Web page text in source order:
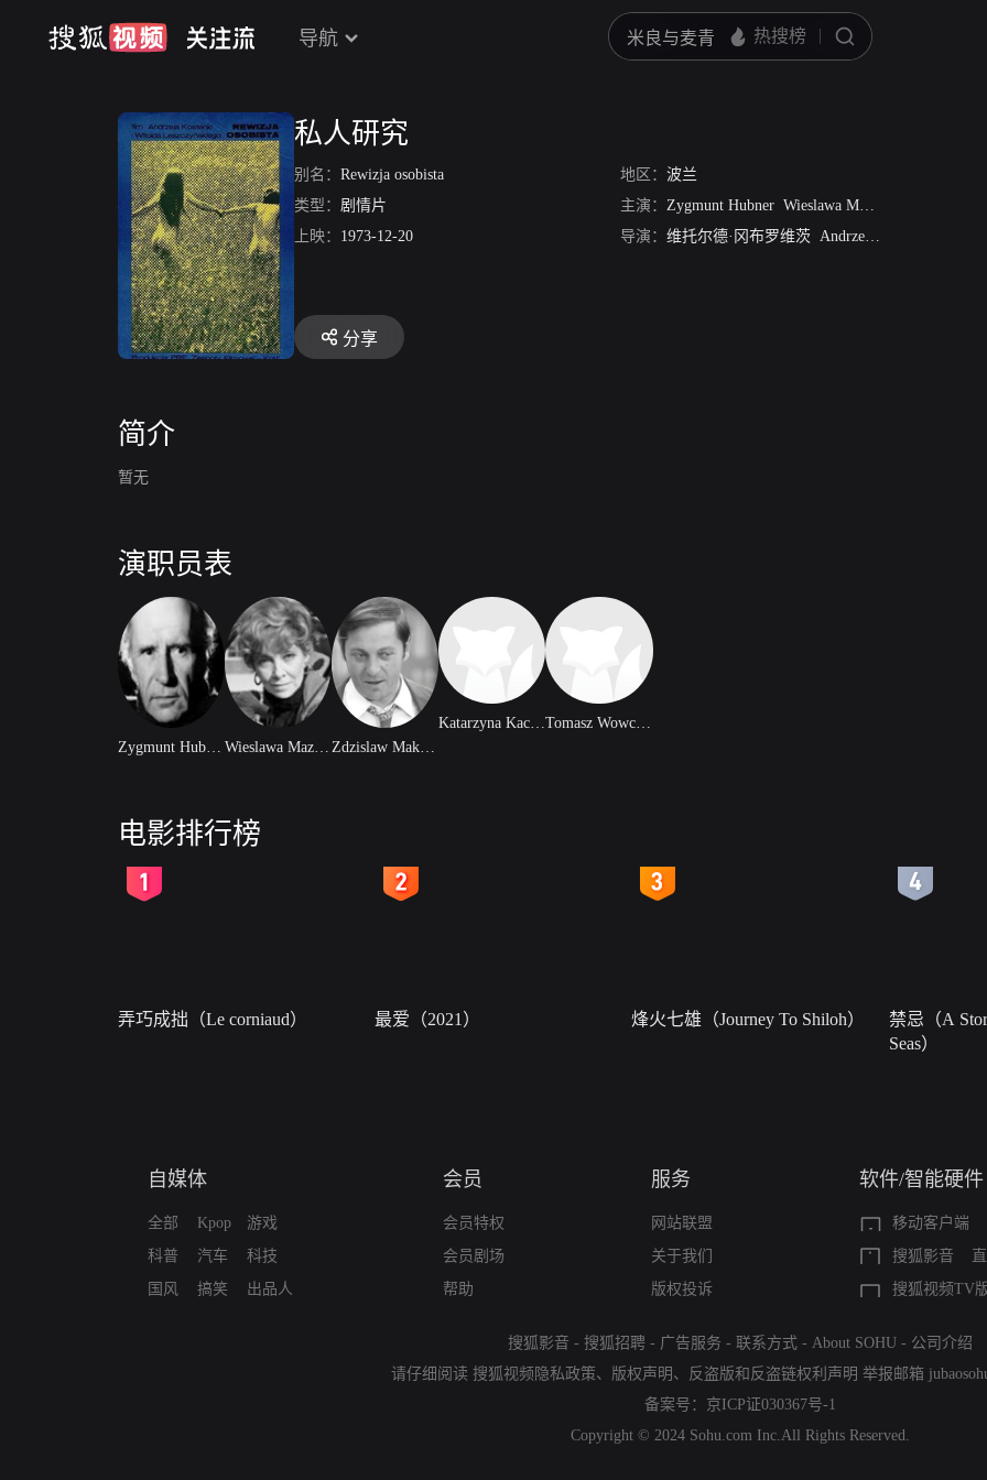
导航
私人研究
别名： Rewizja osobista 地区： 波兰
类型： 剧情片 主演： Zygmunt Hubner Wieslawa Mazurkiewicz
上映： 1973-12-20 导演： 维托尔德·冈布罗维茨 Andrzej Kostenko
分享
简介
暂无
演职员表
Katarzyna Kaczmarek Tomasz Wowczuk
电影排行榜
弄巧成拙（Le corniaud） 最爱（2021） 烽火七雄（Journey To Shiloh）
禁忌（A
Seas）
自媒体
全部
科普
国风
Kpop
汽车
搞笑
游戏
科技
出品人
会员
会员特权
会员剧场
帮助
服务
网站联盟
关于我们
版权投诉
软件/智能硬件
移动客户端
搜狐影音
搜狐视频TV
搜狐影音 - 搜狐招聘 - 广告服务 - 联系方式 - About SOHU - 公司介绍
请仔细阅读 搜狐视频隐私政策、 版权声明 、 反盗版和反盗链权利声明 举报邮箱
备案号： 京ICP证030367号-1
Copyright © 2024 Sohu.com Inc.All Rights Reserved.